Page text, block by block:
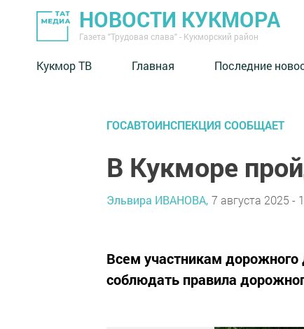
НОВОСТИ КУКМОРА
Газета "Трудовая слава" - Кукморский район
Кукмор ТВ Главная Последние
ГОСАВТОИНСПЕКЦИЯ СООБЩАЕТ
В Кукморе
Эльвира ИВАНОВА, 7 августа 2025 -
Всем участникам
соблюдать правила